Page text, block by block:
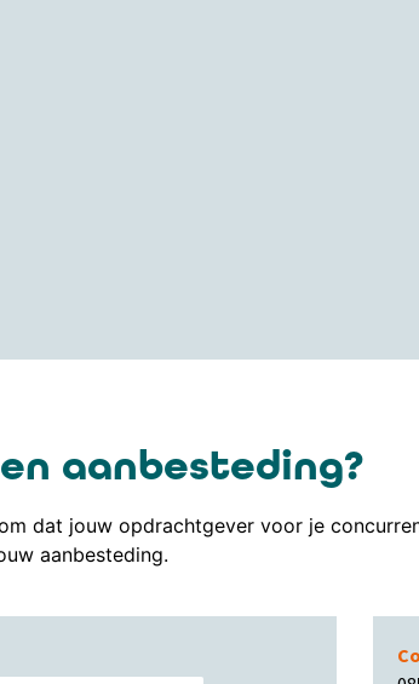
aanbesteding?
dat jouw opdrachtgever voor je
aanbesteding.